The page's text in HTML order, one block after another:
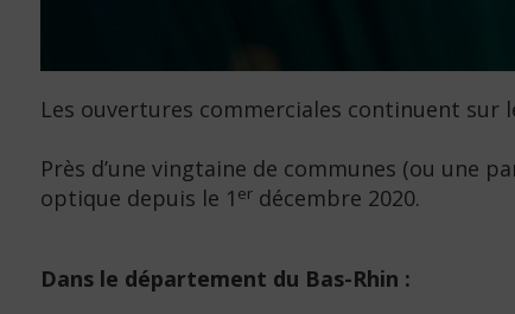
Les ouvertures commerciales continuent sur
Près d’une vingtaine de communes (ou une
optique depuis le 1 erdécembre 2020.
Dans le département du Bas-Rhin :